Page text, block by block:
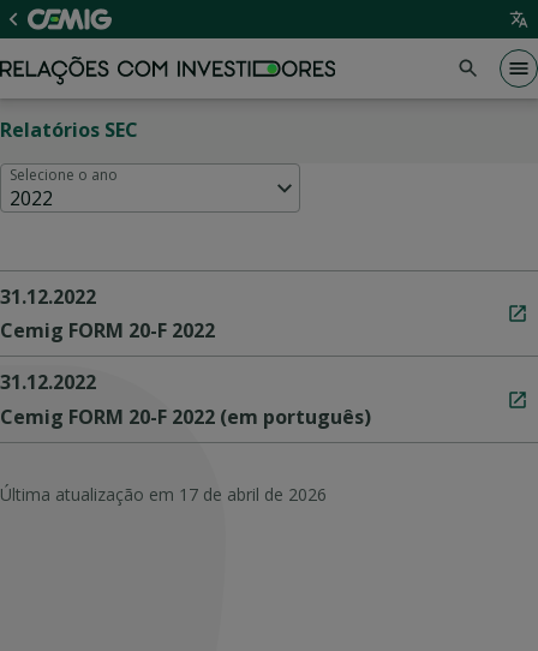
Relatórios SEC
Selecione o ano
2022
31.12.2022
Cemig FORM 20-F 2022
31.12.2022
Cemig FORM 20-F 2022 (em português)
Última atualização em 17 de abril de 2026